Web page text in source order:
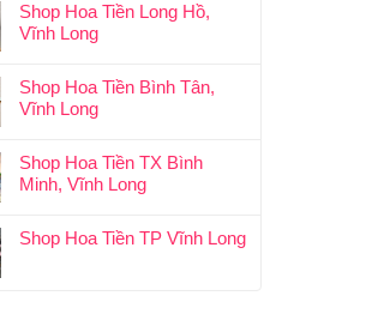
Shop Hoa Tiền Long Hồ,
Vĩnh Long
Shop Hoa Tiền Bình Tân,
Vĩnh Long
Shop Hoa Tiền TX Bình
Minh, Vĩnh Long
Shop Hoa Tiền TP Vĩnh Long